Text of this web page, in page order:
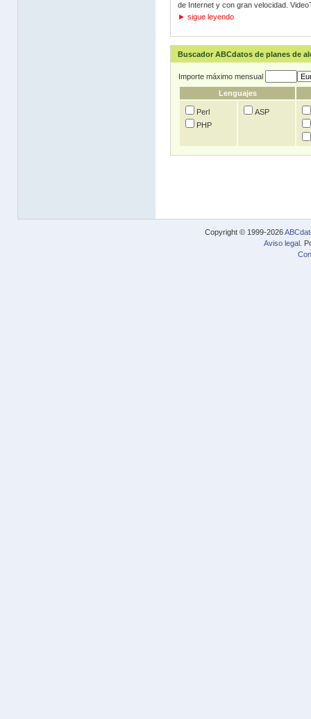
de Internet y con gran velocidad.
► sigue leyendo
Buscador ABCdatos de planes de
Importe máximo mensual
Lenguajes
Perl
PHP
ASP
Copyright © 1999-2026
Aviso legal .